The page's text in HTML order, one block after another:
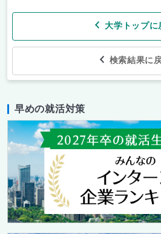
大学トップに
検索結果に
早めの就活対策